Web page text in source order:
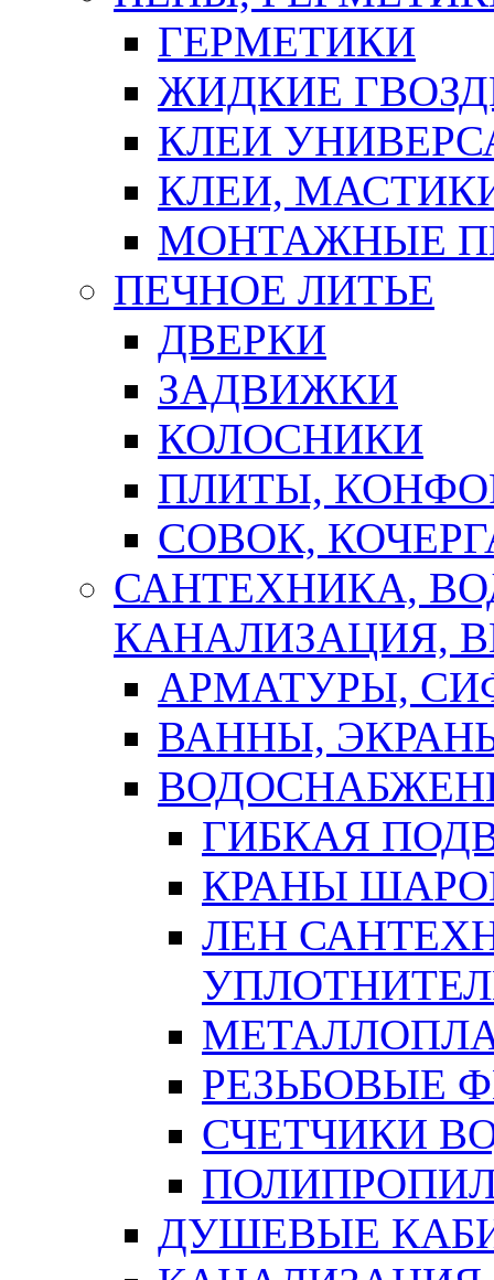
ГЕРМЕТИКИ
ЖИДКИЕ
КЛЕИ
КЛЕИ,
МОНТАЖНЫЕ
ПЕЧНОЕ ЛИТЬЕ
ДВЕРКИ
ЗАДВИЖКИ
КОЛОСНИКИ
ПЛИТЫ,
СОВОК,
САНТЕХНИКА,
КАНАЛИЗАЦИЯ,
АРМАТУРЫ,
ВАННЫ,
ГИБКАЯ
КРАНЫ
ЛЕН
РЕЗЬБОВЫЕ
СЧЕТЧИКИ
ДУШЕВЫЕ